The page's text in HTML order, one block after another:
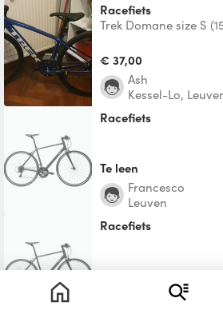
Racefiets
Trek Domane size S
€ 37,00
Ash
Kessel-Lo,
Racefiets
Te leen
Francesco
Leuven
Racefiets